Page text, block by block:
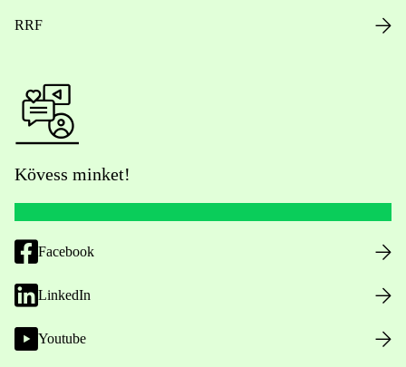
RRF
Kövess minket!
Facebook
LinkedIn
Youtube